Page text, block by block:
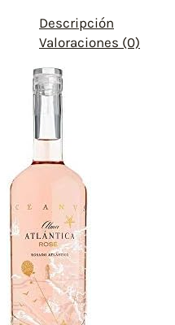
Descripción
Valoraciones (0)